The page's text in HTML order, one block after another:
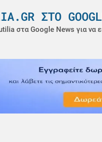
ΣΤΟ
στα Google News για να